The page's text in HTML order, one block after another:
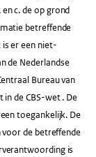
c. de op grond
betreffende
is er een niet-
de Nederlandse
Bureau van
in de CBS-wet . De
toegankelijk. De
voor de betreffende
is